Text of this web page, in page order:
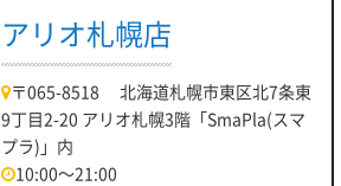
アリオ札幌店
〒065-8518 北海道札幌市東区北7条東
9丁目2-20 アリオ札幌3階「SmaPla(スマ
プラ)」内
10:00～21:00